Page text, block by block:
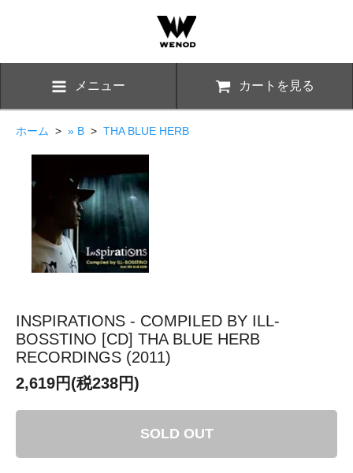
メニュー カートを見る
ホーム > » B > THA BLUE HERB
INSPIRATIONS - COMPILED BY ILL-
BOSSTINO [CD] THA BLUE HERB
RECORDINGS (2011)
2,619円(税238円)
SOLD OUT